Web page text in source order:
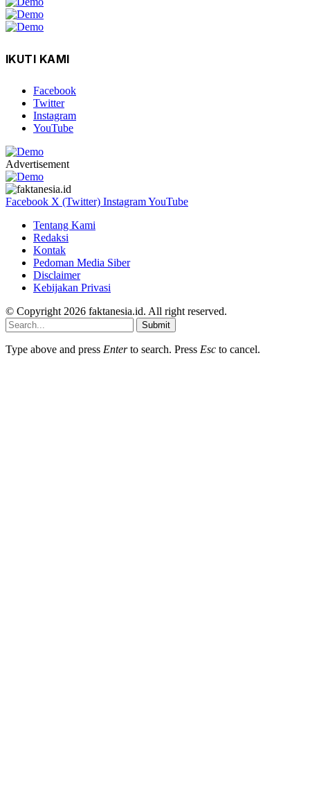
IKUTI KAMI
Facebook
Twitter
Instagram
YouTube
Advertisement
Facebook X (Twitter) InstagramYouTube
Tentang Kami
Redaksi
Kontak
Pedoman Media Siber
Disclaimer
Kebijakan Privasi
© Copyright 2026 faktanesia.id. All right reserved.
Submit
Type above and press Enterto search. Press Esc to cancel.